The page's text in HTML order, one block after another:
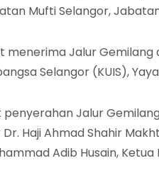
Mufti Selangor,
menerima Jalur Gemilang
Selangor (KUIS),
penyerahan Jalur
Haji Ahmad Shahir
Adib Husain, Ketua